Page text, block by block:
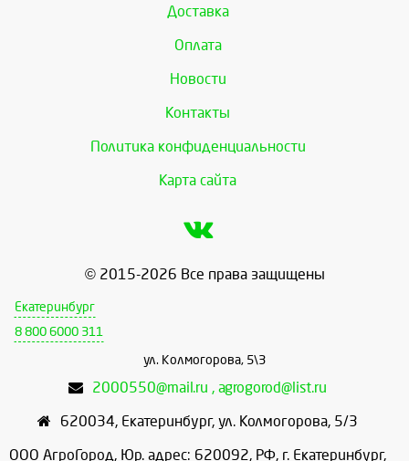
Доставка
Оплата
Новости
Контакты
Политика конфиденциальности
Карта сайта
© 2015-2026 Все права защищены
Екатеринбург
8 800 6000 311
ул. Колмогорова, 5\3
2000550@mail.ru , agrogorod@list.ru
620034, Екатеринбург, ул. Колмогорова, 5/3
ООО АгроГород, Юр. адрес: 620092, РФ, г. Екатеринбург,